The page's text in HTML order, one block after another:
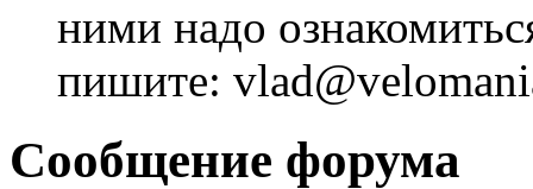
ними надо
пишите:
Сообщение форума